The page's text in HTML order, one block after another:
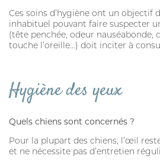
MARQUES
MILPRAZIKAN
STRANTEL
VERMISCAN
Ces soins d’hygiène ont un objectif
inhabituel pouvant faire suspecter
(tête penchée, odeur nauséabonde,
touche l’oreille…) doit inciter à
Hygiène des yeux
Quels chiens sont concernés ?
Pour la plupart des chiens, l’œil
et ne nécessite pas d’entretien